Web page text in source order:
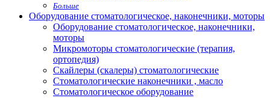
Больше
Оборудование стоматологическое, наконечники, моторы
Оборудование стоматологическое, наконечники,
моторы
Микромоторы стоматологические (терапия,
ортопедия)
Скайлеры (скалеры) стоматологические
Стоматологические наконечники , масло
Стоматологическое оборудование